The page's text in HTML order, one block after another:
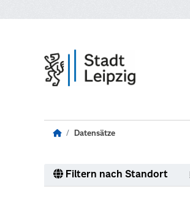
Datensätze
Filtern nach Standort